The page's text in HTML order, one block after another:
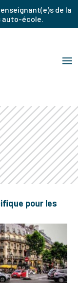
de la
auto-école.
pour les